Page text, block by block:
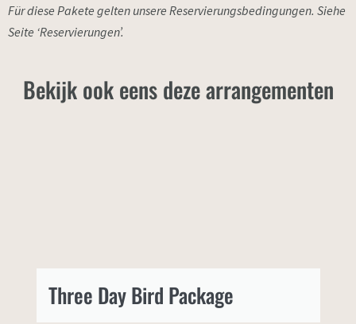
Für diese Pakete gelten unsere Reservierungsbedingungen. Siehe
Seite ‘Reservierungen’.
Bekijk ook eens deze arrangementen
Three Day Bird Package